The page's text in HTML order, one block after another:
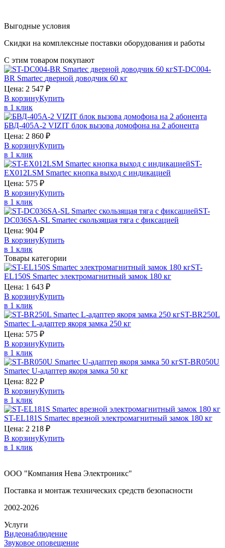
Выгодные условия
Скидки на комплексные поставки оборудования и работы
С этим товаром покупают
ST-DC004-
BR Smartec дверной доводчик 60 кг
Цена: 2 547 ₽
В корзинуКупить
в 1 клик
БВД-405А-2 VIZIT блок вызова домофона на 2 абонента
Цена: 2 860 ₽
В корзинуКупить
в 1 клик
ST-
EX012LSM Smartec кнопка выход с индикацией
Цена: 575 ₽
В корзинуКупить
в 1 клик
ST-
DC036SA-SL Smartec скользящая тяга с фиксацией
Цена: 904 ₽
В корзинуКупить
в 1 клик
Товары категории
ST-
EL150S Smartec электромагнитный замок 180 кг
Цена: 1 643 ₽
В корзинуКупить
в 1 клик
ST-BR250L
Smartec L-адаптер якоря замка 250 кг
Цена: 575 ₽
В корзинуКупить
в 1 клик
ST-BR050U
Smartec U-адаптер якоря замка 50 кг
Цена: 822 ₽
В корзинуКупить
в 1 клик
ST-EL181S Smartec врезной электромагнитный замок 180 кг
Цена: 2 218 ₽
В корзинуКупить
в 1 клик
ООО "Компания Нева Электроникс"
Поставка и монтаж технических средств безопасности
2002-2026
Услуги
Видеонаблюдение
Звуковое оповещение